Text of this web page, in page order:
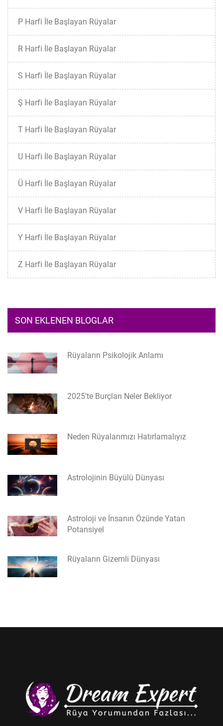
P Harfi İle Başlayan Rüyalar
R Harfi İle Başlayan Rüyalar
S Harfi İle Başlayan Rüyalar
Ş Harfi İle Başlayan Rüyalar
T Harfi İle Başlayan Rüyalar
U Harfi İle Başlayan Rüyalar
Ü Harfi İle Başlayan Rüyalar
V Harfi İle Başlayan Rüyalar
Y Harfi İle Başlayan Rüyalar
Z Harfi İle Başlayan Rüyalar
SON EKLENEN BLOGLAR
Rüyaların Psikolojik Anlamı
2025'te Burçları Neler Bekliyor
Neden Rüyalarımızı Hatırlamalıyız
Astrolojinin Büyülü Dünyası
Astroloji ve İnsanın Özünde Yatan
Potansiyel
Rüyaların Gizemli Dünyası